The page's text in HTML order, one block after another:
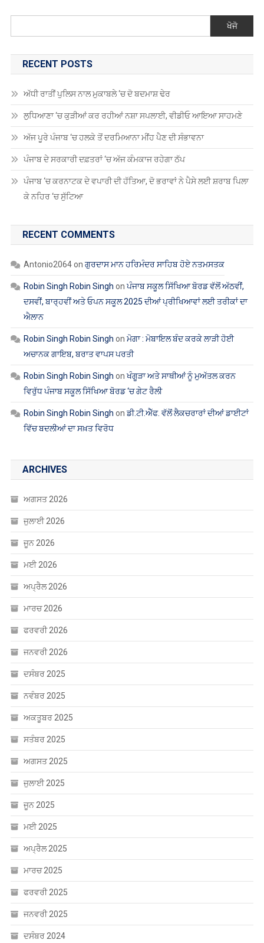
ਖੋਜੋ
RECENT POSTS
ਅੱਧੀ ਰਾਤੀਂ ਪੁਲਿਸ ਨਾਲ ਮੁਕਾਬਲੇ ‘ਚ ਦੋ ਬਦਮਾਸ਼ ਢੇਰ
ਲੁਧਿਆਣਾ ‘ਚ ਕੁੜੀਆਂ ਕਰ ਰਹੀਆਂ ਨਸ਼ਾ ਸਪਲਾਈ, ਵੀਡੀਓ ਆਇਆ ਸਾਹਮਣੇ
ਅੱਜ ਪੂਰੇ ਪੰਜਾਬ ‘ਚ ਹਲਕੇ ਤੋਂ ਦਰਮਿਆਨਾ ਮੀਂਹ ਪੈਣ ਦੀ ਸੰਭਾਵਨਾ
ਪੰਜਾਬ ਦੇ ਸਰਕਾਰੀ ਦਫ਼ਤਰਾਂ ‘ਚ ਅੱਜ ਕੰਮਕਾਜ ਰਹੇਗਾ ਠੱਪ
ਪੰਜਾਬ ‘ਚ ਕਰਨਾਟਕ ਦੇ ਵਪਾਰੀ ਦੀ ਹੱਤਿਆ, ਦੋ ਭਰਾਵਾਂ ਨੇ ਪੈਸੇ ਲਈ ਸ਼ਰਾਬ ਪਿਲਾ
ਕੇ ਨਹਿਰ ‘ਚ ਸੁੱਟਿਆ
RECENT COMMENTS
Antonio2064on ਗੁਰਦਾਸ ਮਾਨ ਹਰਿਮੰਦਰ ਸਾਹਿਬ ਹੋਏ ਨਤਮਸਤਕ
Robin Singh Robin Singh onਪੰਜਾਬ ਸਕੂਲ ਸਿੱਖਿਆ ਬੋਰਡ ਵੱਲੋਂ ਅੱਠਵੀਂ,
ਦਸਵੀਂ, ਬਾਰ੍ਹਵੀਂ ਅਤੇ ਓਪਨ ਸਕੂਲ 2025 ਦੀਆਂ ਪ੍ਰੀਖਿਆਵਾਂ ਲਈ ਤਰੀਕਾਂ ਦਾ
ਐਲਾਨ
Robin Singh Robin Singh on ਮੋਗਾ : ਮੋਬਾਇਲ ਬੰਦ ਕਰਕੇ ਲਾੜੀ ਹੋਈ
ਅਚਾਨਕ ਗਾਇਬ, ਬਰਾਤ ਵਾਪਸ ਪਰਤੀ
Robin Singh Robin Singh onਖੰਗੂੜਾ ਅਤੇ ਸਾਥੀਆਂ ਨੂੰ ਮੁਅੱਤਲ ਕਰਨ
ਵਿਰੁੱਧ ਪੰਜਾਬ ਸਕੂਲ ਸਿੱਖਿਆ ਬੋਰਡ ‘ਚ ਗੇਟ ਰੈਲੀ
Robin Singh Robin Singh onਡੀ.ਟੀ.ਐੱਫ. ਵੱਲੋਂ ਲੈਕਚਰਾਰਾਂ ਦੀਆਂ ਡਾਈਟਾਂ
ਵਿੱਚ ਬਦਲੀਆਂ ਦਾ ਸਖ਼ਤ ਵਿਰੋਧ
ARCHIVES
ਅਗਸਤ 2026
ਜੁਲਾਈ 2026
ਜੂਨ 2026
ਮਈ 2026
ਅਪ੍ਰੈਲ 2026
ਮਾਰਚ 2026
ਫਰਵਰੀ 2026
ਜਨਵਰੀ 2026
ਦਸੰਬਰ 2025
ਨਵੰਬਰ 2025
ਅਕਤੂਬਰ 2025
ਸਤੰਬਰ 2025
ਅਗਸਤ 2025
ਜੁਲਾਈ 2025
ਜੂਨ 2025
ਮਈ 2025
ਅਪ੍ਰੈਲ 2025
ਮਾਰਚ 2025
ਫਰਵਰੀ 2025
ਜਨਵਰੀ 2025
ਦਸੰਬਰ 2024